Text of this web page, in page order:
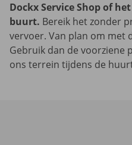
Dockx Service Shop of
buurt. Bereik het zonder
vervoer. Van plan om met
Gebruik dan de voorziene
ons terrein tijdens de